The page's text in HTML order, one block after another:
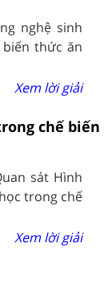
nghệ sinh
thức ăn
Xem lời giải
chế biến
sát Hình
trong chế
Xem lời giải